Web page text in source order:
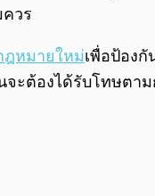
วร
ฎหมายใหม่เพื่อป้อง
ะต้องได้รับโทษตา